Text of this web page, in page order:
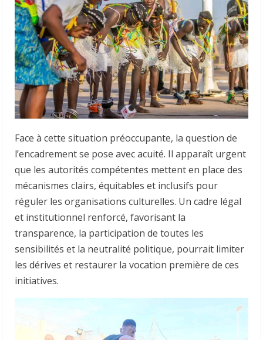
Face à cette situation préoccupante, la question de
l’encadrement se pose avec acuité. Il apparaît urgent
que les autorités compétentes mettent en place des
mécanismes clairs, équitables et inclusifs pour
réguler les organisations culturelles. Un cadre légal
et institutionnel renforcé, favorisant la
transparence, la participation de toutes les
sensibilités et la neutralité politique, pourrait limiter
les dérives et restaurer la vocation première de ces
initiatives.